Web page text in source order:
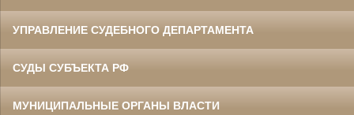
УПРАВЛЕНИЕ СУДЕБНОГО ДЕПАРТАМЕНТА
СУДЫ СУБЪЕКТА РФ
МУНИЦИПАЛЬНЫЕ ОРГАНЫ ВЛАСТИ